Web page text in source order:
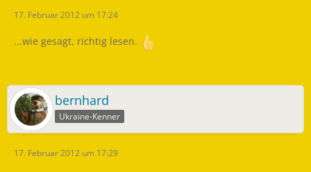
17. Februar 2012 um 17:24
...wie gesagt, richtig lesen.
bernhard
Ukraine-Kenner
17. Februar 2012 um 17:29